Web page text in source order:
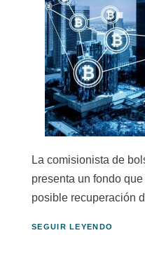
La comisionista de
presenta un fondo
posible recuperación
SEGUIR LEYENDO